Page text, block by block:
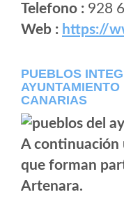
Telefono : 928
Web : https://
PUEBLOS
CANARIAS
A continuación
que forman
Artenara.